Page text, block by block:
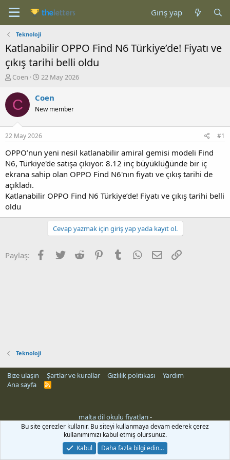
Giriş yap
Teknoloji
Katlanabilir OPPO Find N6 Türkiye’de! Fiyatı ve
çıkış tarihi belli oldu
K
n
b
u
u
b
a
ş
l
a
t
a
n
Coen
B
ş
a
g
ı
ç
a
r
h
22 May 2026
C Coen
New member
22 May 2026 #1
OPPO’nun yeni nesil katlanabilir amiral gemisi modeli Find
N6, Türkiye'de satışa çıkıyor. 8.12 inç büyüklüğünde bir iç
ekrana sahip olan OPPO Find N6'nın fiyatı ve çıkış tarihi de
açıkladı.
Katlanabilir OPPO Find N6 Türkiye’de! Fiyatı ve çıkış tarihi belli
oldu
Cevap yazmak için giriş yap yada kayıt ol.
Paylaş: Facebook
Twitter Reddit PinterestTumblr WhatsApp
E-posta
Teknoloji
Bize ulaşın Şartlar ve kurallar Gizlilik politikası
Yardım
Ana sayfa
R
malta dil okulu fiyatları-
Bu site çerezler kullanır. Bu siteyi kullanmaya devam ederek çerez
kullanımımızı kabul etmiş olursunuz.
Kabul
Daha fazla bilgi edin…